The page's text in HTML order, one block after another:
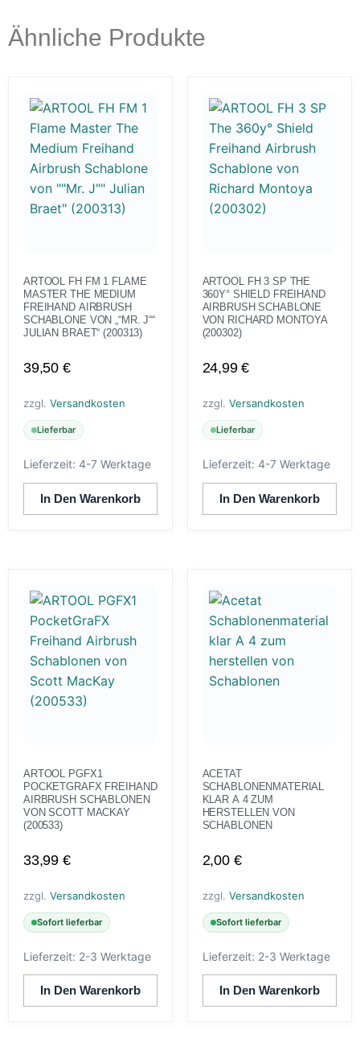
Ähnliche Produkte
ARTOOL FH FM 1 FLAME
MASTER THE MEDIUM
FREIHAND AIRBRUSH
SCHABLONE VON „“MR. J““
JULIAN BRAET“ (200313)
39,50 €
zzgl. Versandkosten
Lieferbar
Lieferzeit: 4-7 Werktage
In Den Warenkorb
ARTOOL FH 3 SP THE
360Y° SHIELD FREIHAND
AIRBRUSH SCHABLONE
VON RICHARD MONTOYA
(200302)
24,99€
zzgl. Versandkosten
Lieferbar
Lieferzeit: 4-7 Werktage
In Den Warenkorb
ARTOOL PGFX1
POCKETGRAFX FREIHAND
AIRBRUSH SCHABLONEN
VON SCOTT MACKAY
(200533)
33,99 €
zzgl. Versandkosten
Sofort lieferbar
Lieferzeit: 2-3 Werktage
In Den Warenkorb
ACETAT
SCHABLONENMATERIAL
KLAR A 4 ZUM
HERSTELLEN VON
SCHABLONEN
2,00 €
zzgl. Versandkosten
Sofort lieferbar
Lieferzeit: 2-3 Werktage
In Den Warenkorb